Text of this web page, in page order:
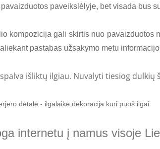
paveikslėlyje, bet visada bus
kompozicija gali skirtis nuo pavaizduotos
pastabas užsakymo metu
išliktų ilgiau. Nuvalyti tiesiog dulkių
detalė - ilgalaikė dekoracija kuri puoš ilgai
internetu į namus visoje